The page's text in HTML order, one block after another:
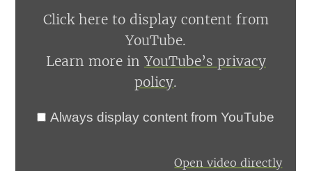
Click here to display content from
YouTube.
Learn more in YouTube’s privacy
policy.
Always display content from YouTube
Open video directly